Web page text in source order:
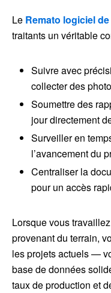
Le Remato logiciel
traitants un véritable
Suivre avec
collecter des
Soumettre des
jour directement
Surveiller en
l’avancement du
Centraliser la
pour un accès
Lorsque vous
provenant du terrain,
les projets actuels —
base de données
taux de production et